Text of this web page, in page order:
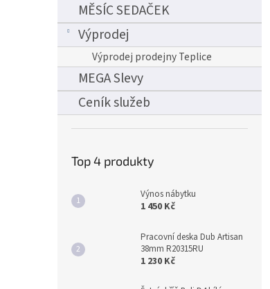
MĚSÍC SEDAČEK
Výprodej
Výprodej prodejny Teplice
MEGA Slevy
Ceník služeb
Top 4 produkty
Výnos nábytku
1 450 Kč
Pracovní deska Dub Artisan
38mm R20315RU
1 230 Kč